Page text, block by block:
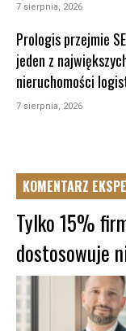
7 sierpnia, 2026
Prologis przejmie
jeden z
nieruchomości
7 sierpnia, 2026
KOMENTARZ
Tylko 15%
dostosowuje